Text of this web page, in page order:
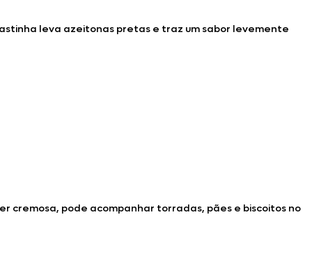
leva azeitonas pretas e traz um sabor levemente
cremosa, pode acompanhar torradas, pães e biscoitos no